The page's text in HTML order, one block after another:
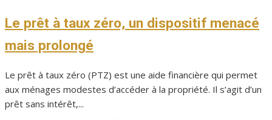
Le prêt à taux zéro, un dispositif menacé
mais prolongé
Le prêt à taux zéro (PTZ) est une aide financière qui permet
aux ménages modestes d’accéder à la propriété. Il s’agit d’un
prêt sans intérêt,...